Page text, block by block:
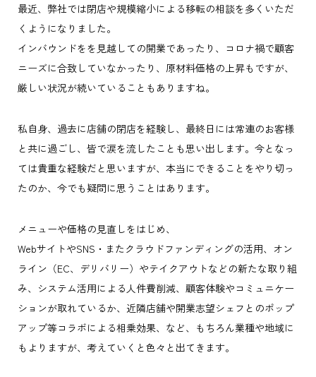
最近、弊社では閉店や規模縮小による移転の相談を多くいただ
くようになりました。
インバウンドをを見越しての開業であったり、コロナ禍で顧客
ニーズに合致していなかったり、原材料価格の上昇もですが、
厳しい状況が続いていることもありますね。
私自身、過去に店舗の閉店を経験し、最終日には常連のお客様
と共に過ごし、皆で涙を流したことも思い出します。今となっ
ては貴重な経験だと思いますが、本当にできることをやり切っ
たのか、今でも疑問に思うことはあります。
メニューや価格の見直しをはじめ、
WebサイトやSNS・またクラウドファンディングの活用、オン
ライン（EC、デリバリー）やテイクアウトなどの新たな取り組
み、システム活用による人件費削減、顧客体験やコミュニケー
ションが取れているか、近隣店舗や開業志望シェフとのポップ
アップ等コラボによる相乗効果、など、もちろん業種や地域に
もよりますが、考えていくと色々と出てきます。